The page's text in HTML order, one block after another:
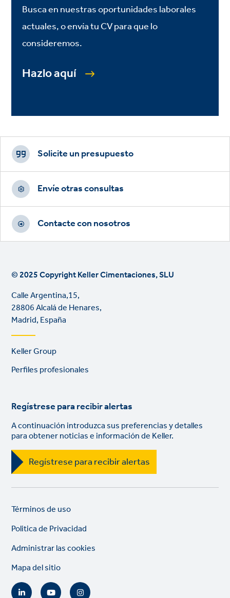
Busca en nuestras oportunidades laborales
actuales, o envía tu CV para que lo
consideremos.
Hazlo aquí
Footer
CTAs
Solicite un presupuesto
Envíe otras consultas
Contacte con nosotros
© 2025 Copyright Keller Cimentaciones, SLU
Calle Argentina,15,
28806 Alcalá de Henares,
Madrid, España
Footer
links
Keller Group
Perfiles profesionales
Regístrese para recibir alertas
A continuación introduzca sus preferencias y detalles
para obtener noticias e información de Keller.
Regístrese para recibir alertas
Legal
Términos de uso
Politica de Privacidad
Administrar las cookies
Mapa del sitio